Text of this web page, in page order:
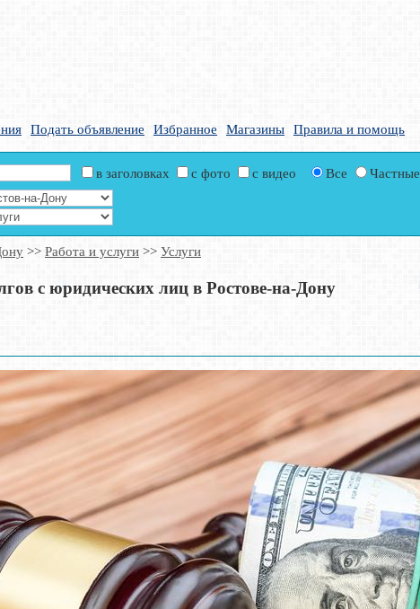
Подать объявление Избранное Магазины Правила и помощь
в заголовках с фото Все Частные
>> Работа и услуги >> Услуги
с юридических лиц в Ростове-на-Дону